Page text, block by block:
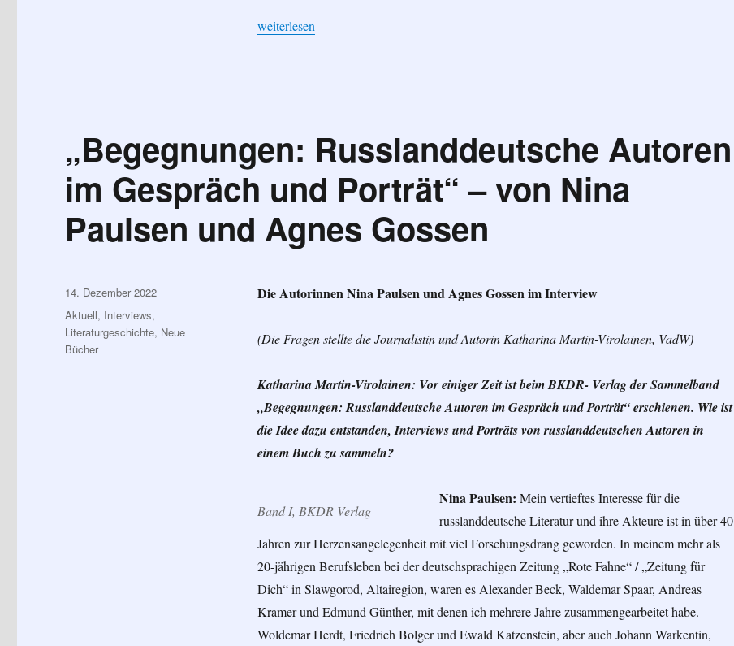
„Buchtipp: „Am Ende die Freiheit“ von Jakob Martens“
weiterlesen
„Begegnungen: Russlanddeutsche Autoren
im Gespräch und Porträt“ – von Nina
Paulsen und Agnes Gossen
Die Autorinnen Nina Paulsen und Agnes Gossen im Interview
(Die Fragen stellte die Journalistin und Autorin Katharina Martin-Virolainen, VadW)
Katharina Martin-Virolainen: Vor einiger Zeit ist beim BKDR- Verlag der Sammelband
„Begegnungen: Russlanddeutsche Autoren im Gespräch und Porträt“ erschienen. Wie ist
die Idee dazu entstanden, Interviews und Porträts von russlanddeutschen Autoren in
einem Buch zu sammeln?
Band I, BKDR Verlag
Nina Paulsen: Mein vertieftes Interesse für die
russlanddeutsche Literatur und ihre Akteure ist in über 40
Jahren zur Herzensangelegenheit mit viel Forschungsdrang geworden. In meinem mehr als
20-jährigen Berufsleben bei der deutschsprachigen Zeitung „Rote Fahne“ / „Zeitung für
Dich“ in Slawgorod, Altairegion, waren es Alexander Beck, Waldemar Spaar, Andreas
Kramer und Edmund Günther, mit denen ich mehrere Jahre zusammengearbeitet habe.
Woldemar Herdt, Friedrich Bolger und Ewald Katzenstein, aber auch Johann Warkentin,
Veröffentlicht
am
14. Dezember 2022
Kategorien
Aktuell, Interviews,
Literaturgeschichte, Neue
Bücher